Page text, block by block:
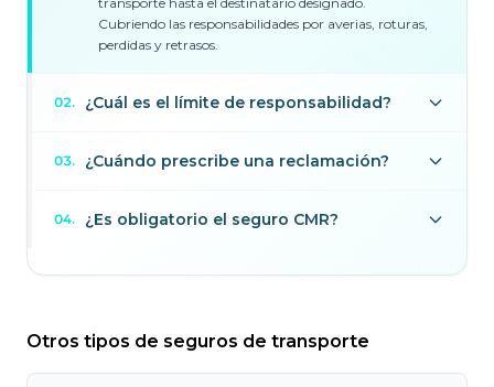
Cubriendo las responsabilidades por averias, roturas,
perdidas y retrasos.
02. ¿Cuál es el límite de responsabilidad?
03. ¿Cuándo prescribe una reclamación?
04. ¿Es obligatorio el seguro CMR?
Otros tipos de seguros de transporte